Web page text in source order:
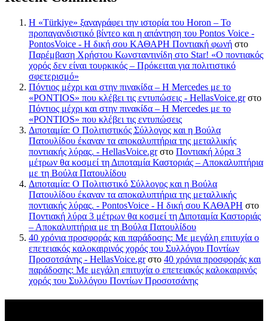
Η «Türkiye» ξαναγράφει την ιστορία του Horon – Το
προπαγανδιστικό βίντεο και η απάντηση του Pontos Voice -
PontosVoice - H δική σου ΚΑΘΑΡΗ Ποντιακή φωνή στο
Παρέμβαση Χρήστου Κωνσταντινίδη στο Star! «Ο ποντιακός
χορός δεν είναι τουρκικός – Πρόκειται για πολιτιστικό
σφετερισμό»
Πόντιος μέχρι και στην πινακίδα – Η Mercedes με το
«PONTIOS» που κλέβει τις εντυπώσεις - HellasVoice.grστο
Πόντιος μέχρι και στην πινακίδα – Η Mercedes με το
«PONTIOS» που κλέβει τις εντυπώσεις
Διποταμία: Ο Πολιτιστικός Σύλλογος και η Βούλα
Πατουλίδου έκαναν τα αποκαλυπτήρια της μεταλλικής
ποντιακής λύρας. - HellasVoice.grστο Ποντιακή λύρα 3
μέτρων θα κοσμεί τη Διποταμία Καστοριάς – Αποκαλυπτήρια
με τη Βούλα Πατουλίδου
Διποταμία: Ο Πολιτιστικό Σύλλογος και η Βούλα
Πατουλίδου έκαναν τα αποκαλυπτήρια της μεταλλικής
ποντιακής λύρας. - PontosVoice - H δική σου ΚΑΘΑΡΗ στο
Ποντιακή λύρα 3 μέτρων θα κοσμεί τη Διποταμία Καστοριάς
– Αποκαλυπτήρια με τη Βούλα Πατουλίδου
40 χρόνια προσφοράς και παράδοσης: Με μεγάλη επιτυχία ο
επετειακός καλοκαιρινός χορός του Συλλόγου Ποντίων
Προσοτσάνης - HellasVoice.grστο 40 χρόνια προσφοράς και
παράδοσης: Με μεγάλη επιτυχία ο επετειακός καλοκαιρινός
χορός του Συλλόγου Ποντίων Προσοτσάνης